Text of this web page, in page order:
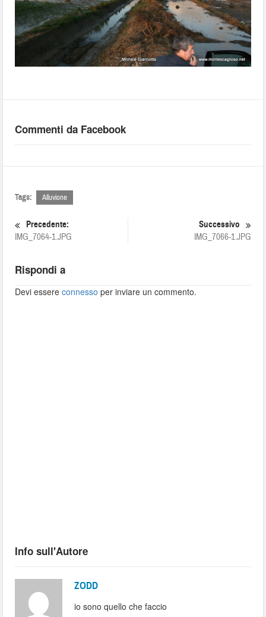
Commenti da Facebook
Tags: Alluvione
Precedente:
IMG_7064-1.JPG
Successivo
IMG_7066-1.JPG
Rispondi a
Devi essereconnesso per inviare un commento.
Info sull'Autore
ZODD
io sono quello che faccio